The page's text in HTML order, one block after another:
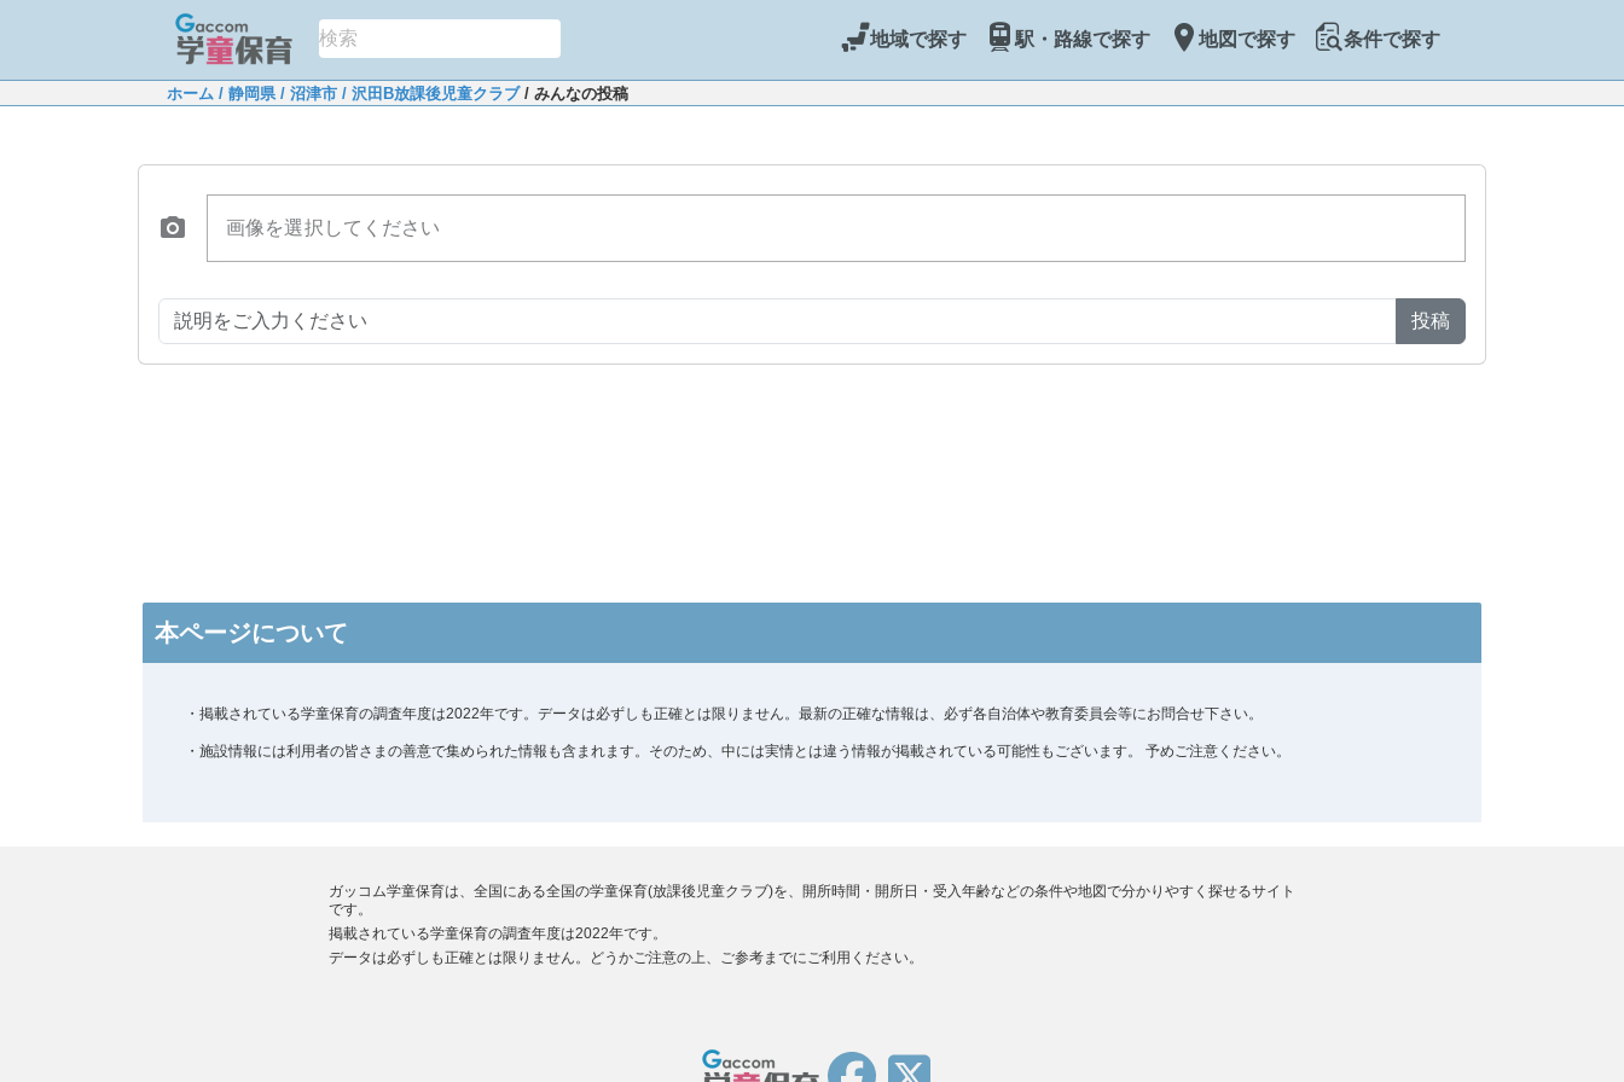
地域で探す 駅・路線で探す 地図で探す 条件で探す
ホーム / 静岡県/ 沼津市 / 沢田B放課後児童クラブ/ みんなの投稿
画像を選択してください
投稿
本ページについて
・掲載されている学童保育の調査年度は2022年です。データは必ずしも正確とは限りません。最新の正確な情報は、必ず各自治体や教育委員会等にお問合せ下さい。
・施設情報には利用者の皆さまの善意で集められた情報も含まれます。そのため、中には実情とは違う情報が掲載されている可能性もございます。 予めご注意ください。
ガッコム学童保育は、全国にある全国の学童保育(放課後児童クラブ)を、開所時間・開所日・受入年齢などの条件や地図で分かりやすく探せるサイト
です。
掲載されている学童保育の調査年度は2022年です。
データは必ずしも正確とは限りません。どうかご注意の上、ご参考までにご利用ください。